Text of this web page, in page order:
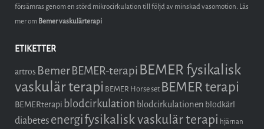
försämras genom en störd mikrocirkulation till följd av minskad vasomotion. Läs
mer omBemer vaskulärterapi
ETIKETTER
artros BemerBEMER-terapi BEMER fysikalisk
vaskulär terapi BEMER Horse set BEMER terapi
BEMERterapi blodcirkulation blodcirkulationen blodkärl
diabetesenergifysikalisk vaskulär terapi hjärnan